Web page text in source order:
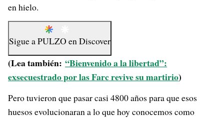
en hielo.
Sigue aPULZO enDiscover
(Lea también: “Bienvenido a la libertad”:
exsecuestrado por las Farc revive su martirio)
Pero tuvieron que pasar casi 4800 años para que esos
huesos evolucionaran a lo que hoy conocemos como